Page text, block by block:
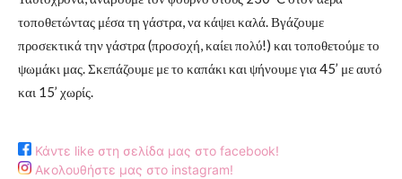
τοποθετώντας μέσα τη γάστρα, να κάψει καλά. Βγάζουμε
προσεκτικά την γάστρα (προσοχή, καίει πολύ!) και τοποθετούμε το
ψωμάκι μας. Σκεπάζουμε με το καπάκι και ψήνουμε για 45’ με αυτό
και 15’ χωρίς.
Κάντε like στη σελίδα μας στο facebook!
Ακολουθήστε μας στο instagram!